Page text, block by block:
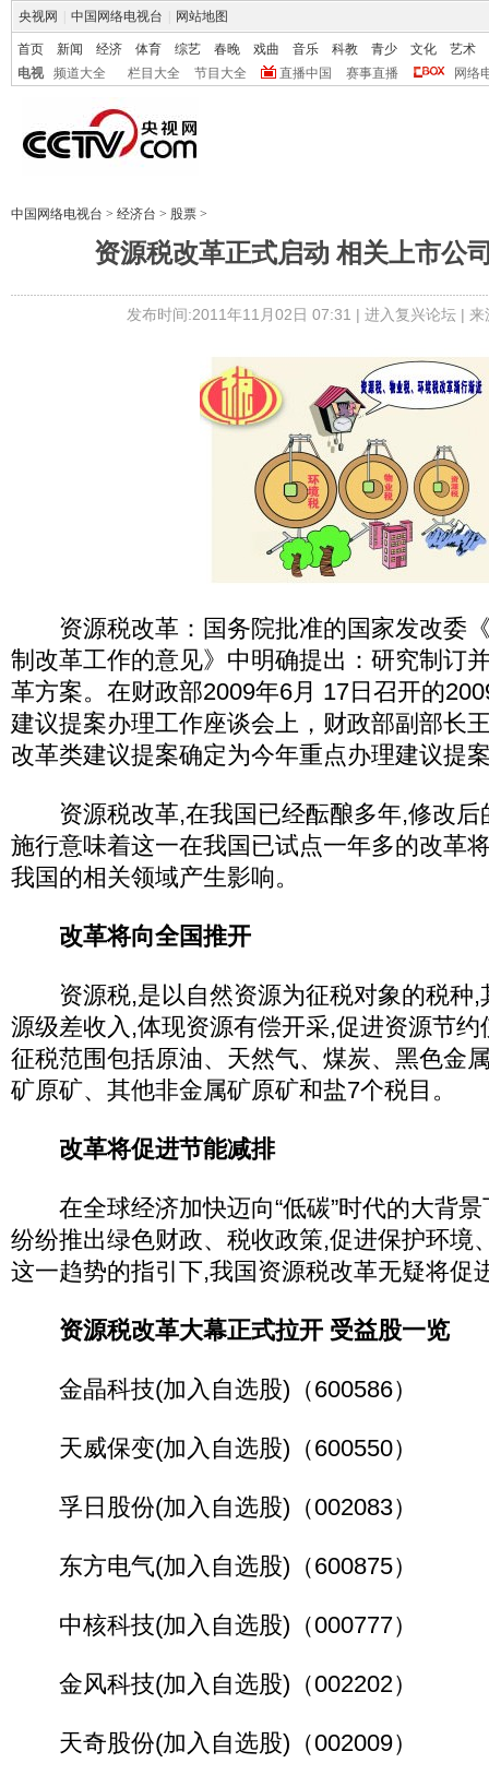
央视网 中国网络电视台 网站地图
首页 新闻 经济 体育 综艺 春晚 戏曲 音乐 科教 青少 文化
艺术
电视
频道大全 栏目大全 节目大全 直播中国 赛事直播 网络
中国网络电视台 > 经济台 > 股票 >
资源税改革正式启动 相关上市公
发布时间:2011年11月02日 07:31 | 进入复兴论坛| 来
资源税改革：国务院批准的国家发改委
制改革工作的意见》中明确提出：研究制订
革方案。在财政部2009年6月 17日召开的
建议提案办理工作座谈会上，财政部副部长
改革类建议提案确定为今年重点办理建议提
资源税改革,在我国已经酝酿多年,修改后
施行意味着这一在我国已试点一年多的改革
我国的相关领域产生影响。
改革将向全国推开
资源税,是以自然资源为征税对象的税种,
源级差收入,体现资源有偿开采,促进资源节
征税范围包括原油、天然气、煤炭、黑色金
矿原矿、其他非金属矿原矿和盐7个税目。
改革将促进节能减排
在全球经济加快迈向“低碳”时代的大背景
纷纷推出绿色财政、税收政策,促进保护环境
这一趋势的指引下,我国资源税改革无疑将促
资源税改革大幕正式拉开 受益股一览
金晶科技(加入自选股)（600586）
天威保变(加入自选股)（600550）
孚日股份(加入自选股)（002083）
东方电气(加入自选股)（600875）
中核科技(加入自选股)（000777）
金风科技(加入自选股)（002202）
天奇股份(加入自选股)（002009）